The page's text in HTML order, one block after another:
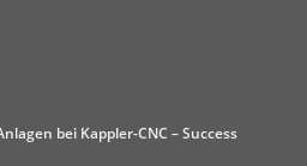
bei Kappler-CNC – Success